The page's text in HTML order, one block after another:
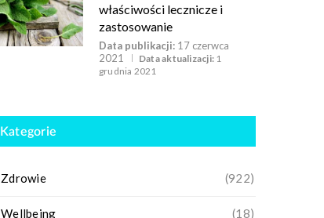
właściwości lecznicze i
zastosowanie
Data publikacji: 17 czerwca
2021
Data aktualizacji: 1
grudnia 2021
Kategorie
Zdrowie (922)
Wellbeing (18)